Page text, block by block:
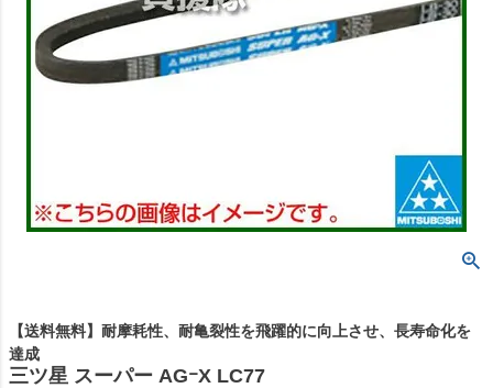
【送料無料】耐摩耗性、耐亀裂性を飛躍的に向上させ、長寿命化を
達成
三ツ星 スーパー AGｰX LC77